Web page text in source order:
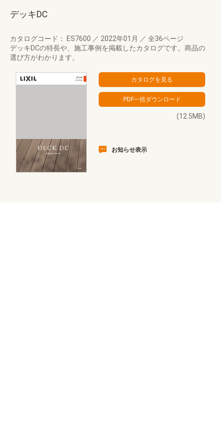
デッキDC
カタログコード： ES7600 ／ 2022年01月 ／ 全36ページ
デッキDCの特長や、施工事例を掲載したカタログです。商品の
選び方がわかります。
(12.5MB)
お知らせ表示